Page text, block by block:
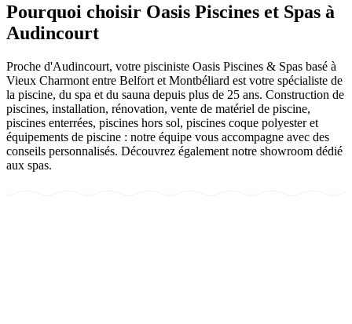
Pourquoi choisir Oasis Piscines et Spas à
Audincourt
Proche d'Audincourt, votre pisciniste Oasis Piscines & Spas basé à
Vieux Charmont entre Belfort et Montbéliard est votre spécialiste de
la piscine, du spa et du sauna depuis plus de 25 ans. Construction de
piscines, installation, rénovation, vente de matériel de piscine,
piscines enterrées, piscines hors sol, piscines coque polyester et
équipements de piscine : notre équipe vous accompagne avec des
conseils personnalisés. Découvrez également notre showroom dédié
aux spas.